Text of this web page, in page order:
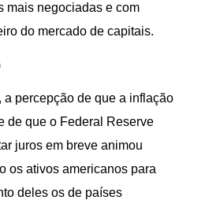
mais negociadas e com
do mercado de capitais.
a percepção de que a inflação
de que o Federal Reserve
juros em breve animou
os ativos americanos para
deles os de países